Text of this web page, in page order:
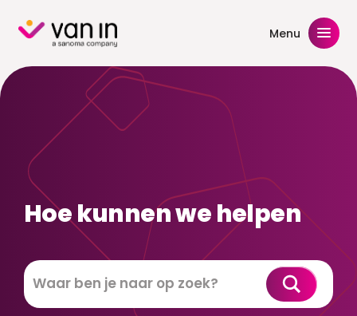
content Menu
Hoe kunnen we helpen
Zoeken